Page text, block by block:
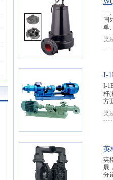
一
国
单
类
I-
I-
杆(
方
类
英
英
展
分